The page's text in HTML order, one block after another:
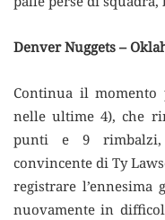
Denver Nuggets –
Continua il momento
nelle ultime 4), che
punti e 9 rimbalzi,
convincente di Ty
registrare
nuovamente in